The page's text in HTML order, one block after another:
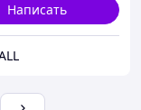
Написать